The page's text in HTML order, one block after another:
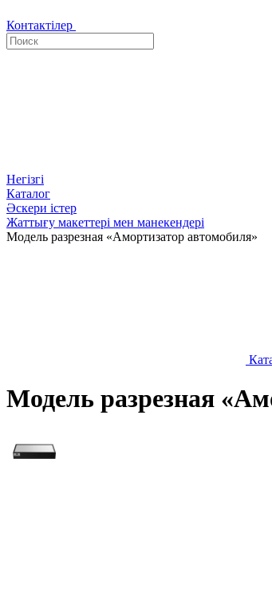
Контактілер
Негізгі
Каталог
Әскери істер
Жаттығу макеттері мен манекендері
Модель разрезная «Амортизатор автомобиля»
Модель разрезная